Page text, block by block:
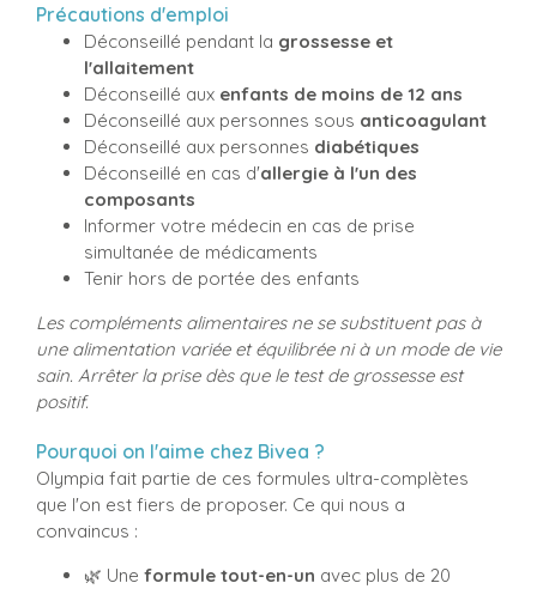
Précautions d'emploi
Déconseillé pendant la grossesse et
l'allaitement
Déconseillé aux enfants de moins de 12 ans
Déconseillé aux personnes sous anticoagulant
Déconseillé aux personnes diabétiques
Déconseillé en cas d'allergie à l'un des
composants
Informer votre médecin en cas de prise
simultanée de médicaments
Tenir hors de portée des enfants
Les compléments alimentaires ne se substituent pas à
une alimentation variée et équilibrée ni à un mode de vie
sain. Arrêter la prise dès que le test de grossesse est
positif.
Pourquoi on l'aime chez Bivea ?
Olympia fait partie de ces formules ultra-complètes
que l'on est fiers de proposer. Ce qui nous a
convaincus :
🌿 Une formule tout-en-un avec plus de 20